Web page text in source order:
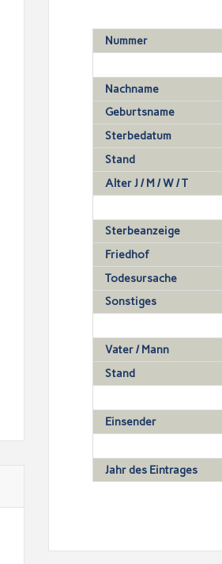
Nummer
Nachname
Geburtsname
Sterbedatum
Stand
Alter J / M / W / T
Sterbeanzeige
Friedhof
Todesursache
Sonstiges
Vater / Mann
Stand
Einsender
Jahr des Eintrages